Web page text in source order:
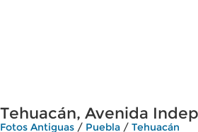
Tehuacán, Avenida
Fotos Antiguas / Puebla / Tehuacán